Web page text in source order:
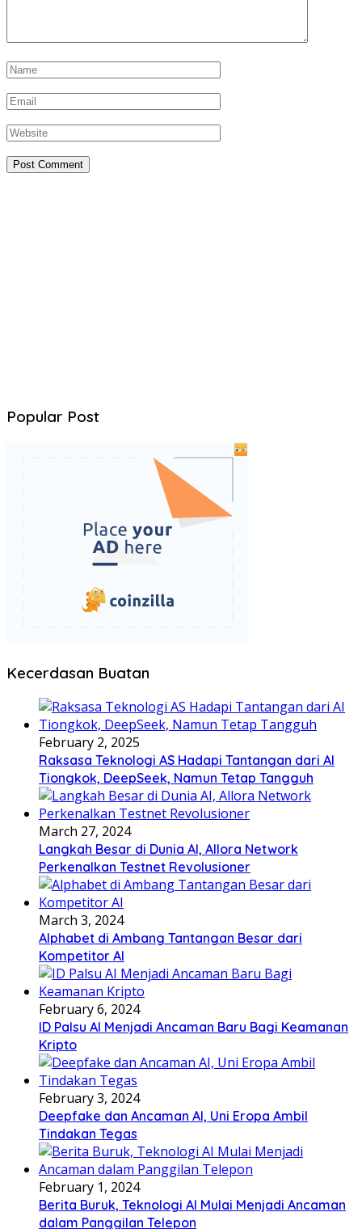
Popular Post
Kecerdasan Buatan
February 2, 2025
Raksasa Teknologi AS Hadapi Tantangan dari AI
Tiongkok, DeepSeek, Namun Tetap Tangguh
March 27, 2024
Langkah Besar di Dunia AI, Allora Network
Perkenalkan Testnet Revolusioner
March 3, 2024
Alphabet di Ambang Tantangan Besar dari
Kompetitor AI
February 6, 2024
ID Palsu AI Menjadi Ancaman Baru Bagi Keamanan
Kripto
February 3, 2024
Deepfake dan Ancaman AI, Uni Eropa Ambil
Tindakan Tegas
February 1, 2024
Berita Buruk, Teknologi AI Mulai Menjadi Ancaman
dalam Panggilan Telepon